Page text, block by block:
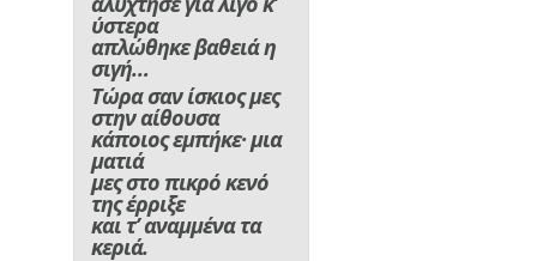
ύστερα
απλώθηκε βαθειά η
σιγή…
Τώρα σαν ίσκιος μες
στην αίθουσα
κάποιος εμπήκε· μια
ματιά
μες στο πικρό κενό
της έρριξε
και τ’ αναμμένα τα
κεριά.